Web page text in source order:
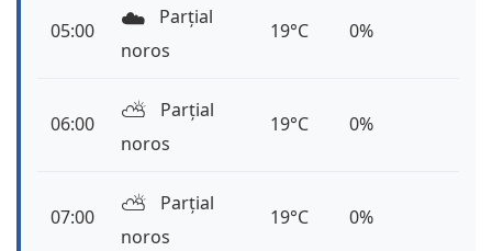
05:00 ☁️
Parțial
noros
19°C 0%
06:00 ⛅️
Parțial
noros
19°C 0%
07:00 ⛅️
Parțial
noros
19°C 0%